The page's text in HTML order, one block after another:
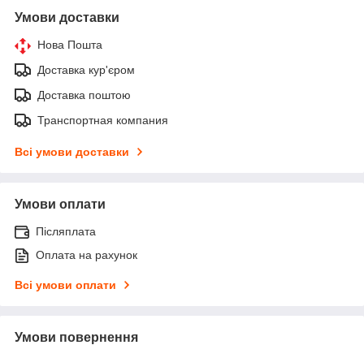
Умови доставки
Нова Пошта
Доставка кур'єром
Доставка поштою
Транспортная компания
Всі умови доставки
Умови оплати
Післяплата
Оплата на рахунок
Всі умови оплати
Умови повернення